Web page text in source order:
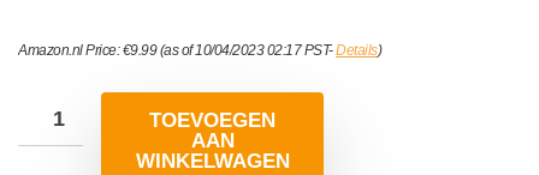
Amazon.nl Price:€9.99(as of 10/04/2023 02:17 PST-Details)
TOEVOEGEN
AAN
WINKELWAGEN